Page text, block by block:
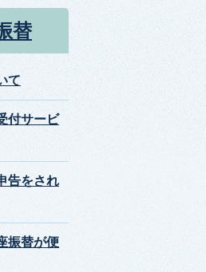
替
て
付サービ
告をされ
振替が便